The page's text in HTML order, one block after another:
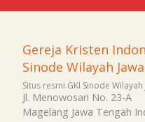
Gereja Kristen
Sinode Wilayah
Situs resmi GKI Sinode Wilayah
Jl. Menowosari No. 23-A
Magelang Jawa Tengah